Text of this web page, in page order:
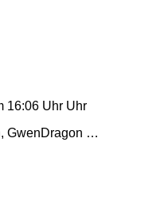
16:06 Uhr Uhr
GwenDragon …